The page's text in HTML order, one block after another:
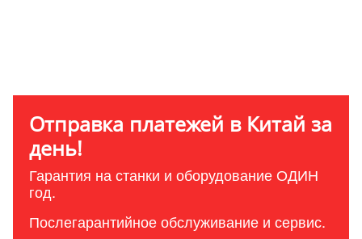
Отправка платежей в Китай за
день!
Гарантия на станки и оборудование ОДИН
год.
Послегарантийное обслуживание и сервис.